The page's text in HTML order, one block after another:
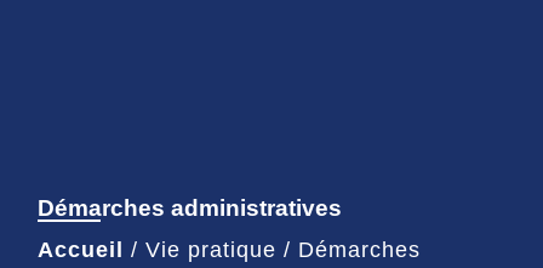
Démarches administratives
Accueil / Vie pratique / Démarches